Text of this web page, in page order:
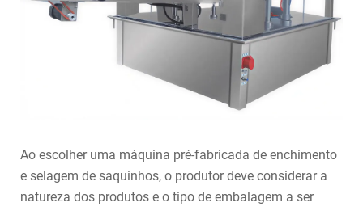
Ao escolher uma máquina pré-fabricada de enchimento
e selagem de saquinhos, o produtor deve considerar a
natureza dos produtos e o tipo de embalagem a ser